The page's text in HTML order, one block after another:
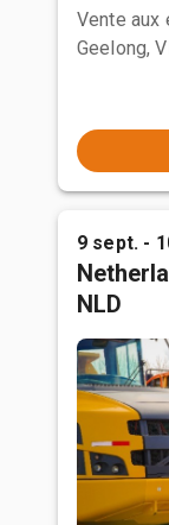
Vente aux
Geelong,
9 sept. -
NLD